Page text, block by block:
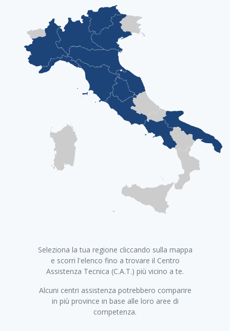
−
Seleziona la tua regione cliccando sulla mappa
e scorri l'elenco fino a trovare il Centro
Assistenza Tecnica (C.A.T.) più vicino a te.
Alcuni centri assistenza potrebbero comparire
in più province in base alle loro aree di
competenza.